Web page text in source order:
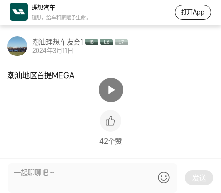
潮汕理想车友会1
2024年3月11日
潮汕地区首提MEGA
42个赞
发送
理想汽车
理想，给车和家赋予生命。
打开App